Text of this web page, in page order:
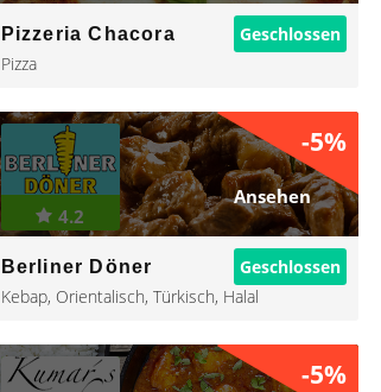
Pizzeria Chacora
Geschlossen
Pizza
-5%
Ansehen
4.2
Berliner Döner
Geschlossen
Kebap, Orientalisch, Türkisch, Halal
-5%